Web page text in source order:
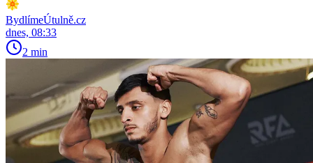
BydlímeÚtulně.cz
dnes, 08:33
2 min